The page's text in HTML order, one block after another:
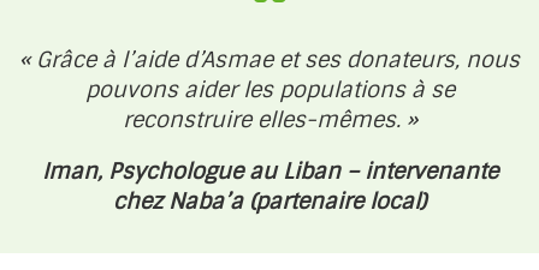
« Grâce à l’aide d’Asmae et ses donateurs, nous
pouvons aider les populations à se
reconstruire elles-mêmes. »
Iman, Psychologue au Liban – intervenante
chez Naba’a (partenaire local)